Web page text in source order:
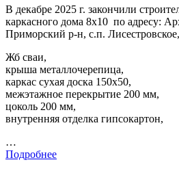
В декабре 2025 г. закончили
каркасного дома 8х10 по адресу:
Приморский р-н, с.п.
Жб сваи,
крыша металлочерепица,
каркас сухая доска 150х50,
межэтажное перекрытие 200 мм,
цоколь 200 мм,
внутренняя отделка гипсокартон,
…
Подробнее